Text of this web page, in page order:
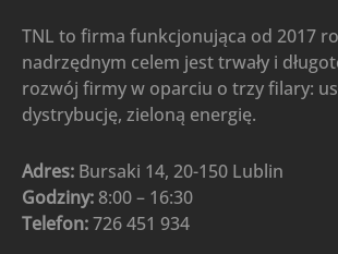
TNL to firma funkcjonująca od 2017
nadrzędnym celem jest trwały i
rozwój firmy w oparciu o trzy filary:
dystrybucję, zieloną energię.
Adres: Bursaki 14, 20-150 Lublin
Godziny: 8:00 – 16:30
Telefon:726 451 934